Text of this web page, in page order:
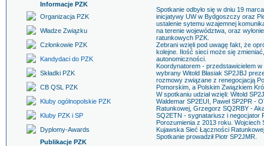
Informacje PZK
Organizacja PZK
Władze Związku
Członkowie PZK
Kandydaci do PZK
Składki PZK
CB QSL PZK
Kluby ogólnopolskie PZK
Kluby PZK i SP
Dyplomy-Awards
Publikacje PZK
Spotkanie odbyło się w dniu 19
inicjatywy UW w Bydgoszczy oraz
ustalenie sytemu wzajemnej
na terenie województwa, oraz
ratunkowych PZK.
Zebrani wzięli pod uwagę fakt, że
kolejne. Ilość sieci może się
autonomiczności.
Koordynatorem - przedstawicielem
wybrany Witold Błasiak SP2JBJ
rozmowy związane z renegocjacją
Pomorskim, a Polskim Związkiem
W spotkaniu udział wzięli: Witold
Waldemar SP2EUI, Paweł SP2PR -
Ratunkowej, Grzegorz SQ2RBY -
SQ2ETN - sygnatariusz i negocjator
Porozumienia z 2013 roku.
Kujawska Sieć Łączności
Spotkanie prowadził Piotr SP2JMR.